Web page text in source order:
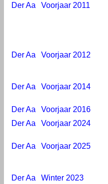
Der Aa Voorjaar 2011
Der Aa Voorjaar 2012
Der Aa Voorjaar 2014
Der Aa Voorjaar 2016
Der Aa
Voorjaar 2024
Der Aa Voorjaar 2025
Der Aa Winter 2023